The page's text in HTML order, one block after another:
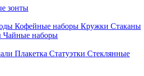
зонты
Кофейные наборы Кружки Стаканы
Чайные наборы
Плакетка Статуэтки Стеклянные